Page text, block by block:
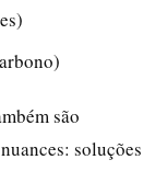
são
soluções